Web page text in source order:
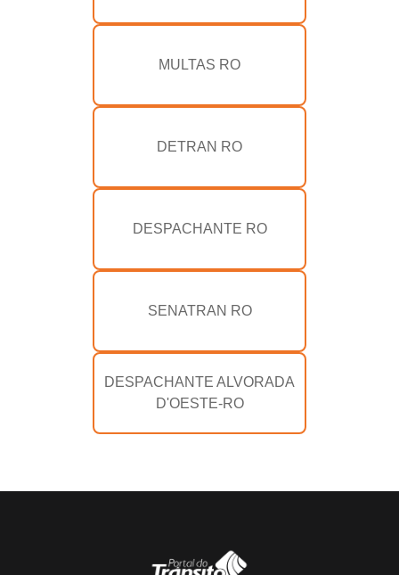
MULTAS RO
DETRAN RO
DESPACHANTE RO
SENATRAN RO
DESPACHANTE ALVORADA
D'OESTE-RO